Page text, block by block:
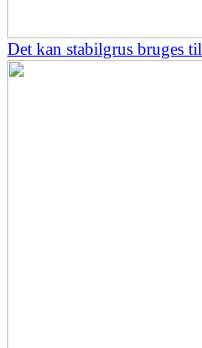
Det kan stabilgrus bruges til